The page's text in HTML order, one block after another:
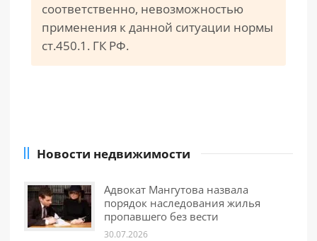
соответственно, невозможностью
применения к данной ситуации нормы
ст.450.1. ГК РФ.
Новости недвижимости
Адвокат Мангутова назвала
порядок наследования жилья
пропавшего без вести
30.07.2026